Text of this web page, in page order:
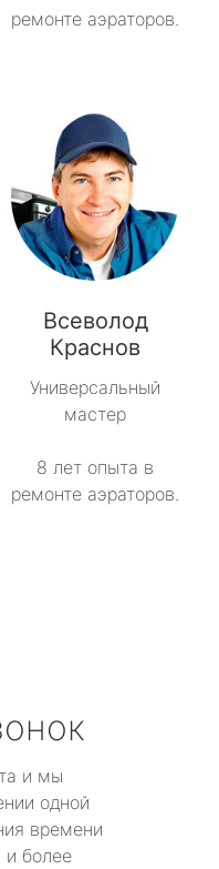
ремонте аэраторов.
Всеволод
Краснов
Универсальный
мастер
8 лет опыта в
ремонте аэраторов.
и мы
одной
времени
и более